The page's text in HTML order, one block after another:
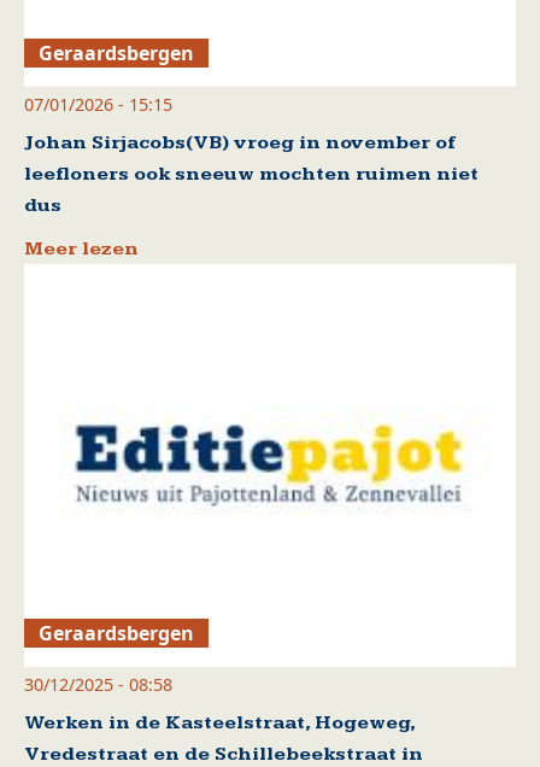
Geraardsbergen
07/01/2026 - 15:15
Johan Sirjacobs(VB) vroeg in november of
leefloners ook sneeuw mochten ruimen niet
dus
Meer lezen
Geraardsbergen
30/12/2025 - 08:58
Werken in de Kasteelstraat, Hogeweg,
Vredestraat en de Schillebeekstraat in